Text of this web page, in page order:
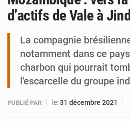
d’actifs de Vale à
La compagnie
notamment dans ce
charbon qui pourrait
l'escarcelle du groupe
PUBLIÉ PAR le:31 décembre 2021